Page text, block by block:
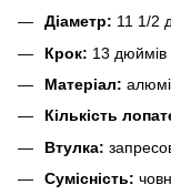
Діаметр: 11 1/2
Крок: 13
Матеріал:
Кількість
Втулка:
Сумісність: